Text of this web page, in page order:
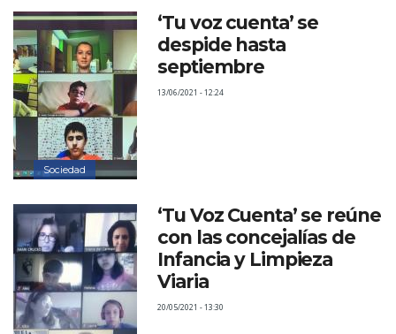
Sociedad
‘Tu voz cuenta’ se
despide hasta
septiembre
13/06/2021 - 12:24
‘Tu Voz Cuenta’ se reúne
con las concejalías de
Infancia y Limpieza
Viaria
20/05/2021 - 13:30